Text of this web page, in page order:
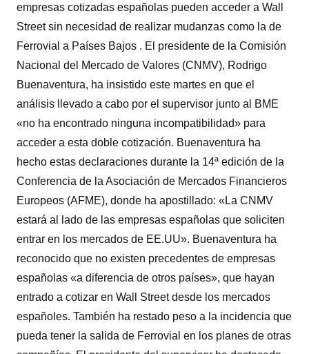
empresas cotizadas españolas pueden acceder a Wall
Street sin necesidad de realizar mudanzas como la de
Ferrovial a Países Bajos . El presidente de la Comisión
Nacional del Mercado de Valores (CNMV), Rodrigo
Buenaventura, ha insistido este martes en que el
análisis llevado a cabo por el supervisor junto al BME
«no ha encontrado ninguna incompatibilidad» para
acceder a esta doble cotización. Buenaventura ha
hecho estas declaraciones durante la 14ª edición de la
Conferencia de la Asociación de Mercados Financieros
Europeos (AFME), donde ha apostillado: «La CNMV
estará al lado de las empresas españolas que soliciten
entrar en los mercados de EE.UU». Buenaventura ha
reconocido que no existen precedentes de empresas
españolas «a diferencia de otros países», que hayan
entrado a cotizar en Wall Street desde los mercados
españoles. También ha restado peso a la incidencia que
pueda tener la salida de Ferrovial en los planes de otras